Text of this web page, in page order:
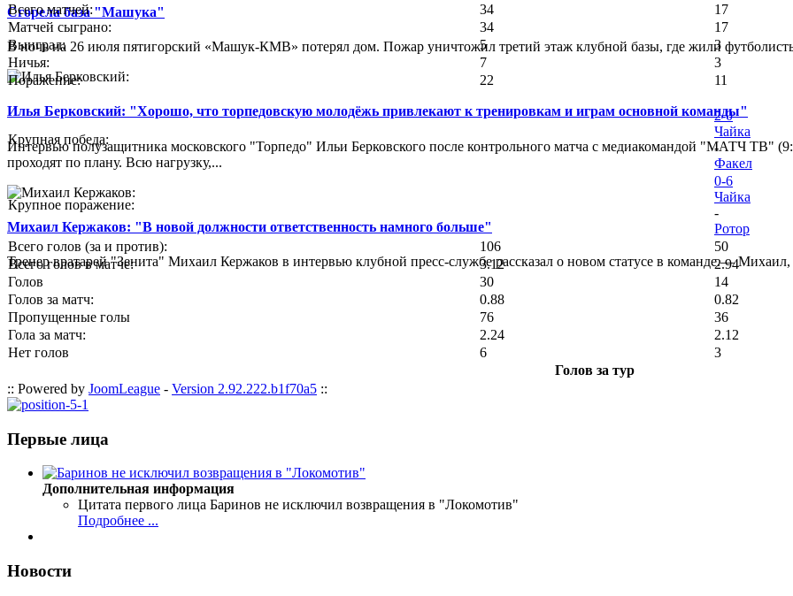
Сгорела база "Машука"
В ночь на 26 июля пятигорский «Машук-КМВ» потерял дом. Пожар уничтожил третий этаж клубной базы, где жили
Илья Берковский: "Хорошо, что торпедовскую молодёжь привлекают к тренировкам и играм основной команды"
Интервью полузащитника московского "Торпедо" Ильи Берковского после контрольного матча с медиакомандой "МАТЧ ТВ"
проходят по плану. Всю нагрузку,...
Михаил Кержаков: "В новой должности ответственность намного больше"
Тренер вратарей "Зенита" Михаил Кержаков в интервью клубной пресс-службе рассказал о новом статусе в команде.—
Всего матчей:
34
17
Матчей сыграно:
34
17
Выиграл:
5
3
Ничья:
7
3
Поражение:
22 11
Крупная победа:
2-0
Чайка
-
Факел
Крупное поражение:
0-6
Чайка
-
Ротор
Всего голов (за и против):
106
50
Всего голов в матче:
3.12
2.94
Голов
30
14
Голов за матч:
0.88
0.82
Пропущенные голы
76
36
Гола за матч:
2.24
2.12
Нет голов
6
3
Голов за тур
:: Powered by JoomLeague - Version 2.92.222.b1f70a5 ::
Первые лица
Дополнительная информация
Цитата первого лица Баринов не исключил возвращения в "Локомотив"
Подробнее ...
Новости